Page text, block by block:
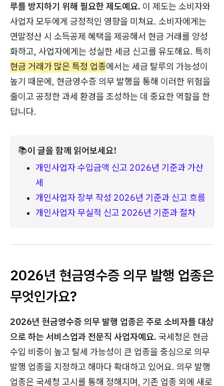
루를 방지하기 위해 필요한 제도예요. 이 제도는 소비자와
사업자 모두에게 긍정적인 영향을 미쳐요. 소비자에게는
연말정산 시 소득공제 혜택을 제공해서 현금 거래를 양성
화하고, 사업자에게는 성실한 세금 신고를 유도해요. 특히
현금 거래가 많은 특정 업종에서는 세금 탈루의 가능성이
높기 때문에, 현금영수증 의무 발행을 통해 이러한 위험을
줄이고 공정한 과세 환경을 조성하는 데 중요한 역할을 한
답니다.
📚이 글을 함께 읽어보세요!
개인사업자 수입금액 신고 2026년 기준과 가산
세
개인사업자 장부 작성 2026년 기준과 신고 흐름
개인사업자 무실적 신고 2026년 기준과 절차
2026년 현금영수증 의무 발행 업종은
무엇인가요?
2026년 현금영수증 의무 발행 업종은 주로 소비자를 대상
으로 하는 서비스업과 전문직 사업자예요. 국세청은 현금
수입 비중이 높고 탈세 가능성이 큰 업종을 중심으로 의무
발행 업종을 지정하고 해마다 확대하고 있어요. 의무 발행
업종은 국세청 고시를 통해 정해지며, 기존 업종 외에 새로